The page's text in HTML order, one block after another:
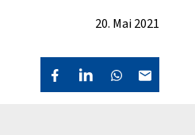
20. Mai 2021